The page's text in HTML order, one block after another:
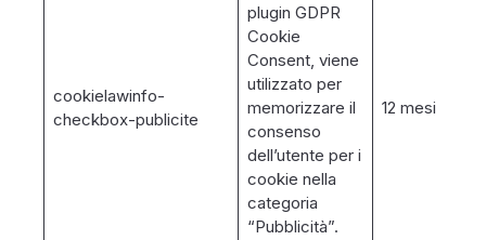
cookielawinfo-
checkbox-publicite
plugin GDPR
Cookie
Consent, viene
utilizzato per
memorizzare il
consenso
dell’utente per i
cookie nella
categoria
“Pubblicità”.
12 mesi